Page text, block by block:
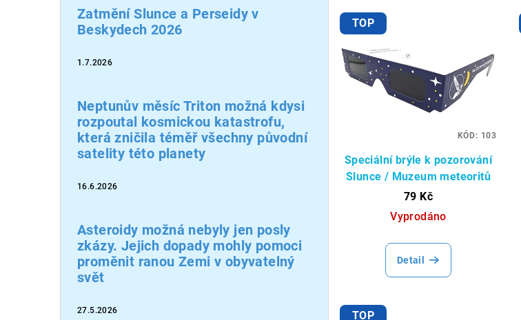
Zatmění Slunce a Perseidy v
Beskydech 2026
1.7.2026
Neptunův měsíc Triton možná kdysi
rozpoutal kosmickou katastrofu,
která zničila téměř všechny původní
satelity této planety
16.6.2026
Asteroidy možná nebyly jen posly
zkázy. Jejich dopady mohly pomoci
proměnit ranou Zemi v obyvatelný
svět
27.5.2026
TOP
Speciální brýle k pozorování
Slunce / Muzeum meteoritů
79 Kč
Vyprodáno
Detail
KÓD: 103
TOP